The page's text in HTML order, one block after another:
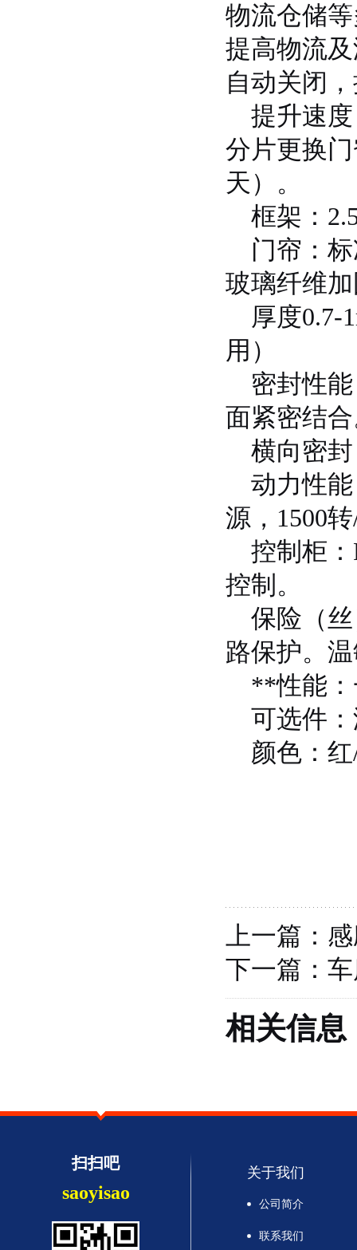
物流仓储
提高物流
自动关闭
提升速度
分片更换
天）。
框架：
门帘：标
玻璃纤维
厚度0.7-
用）
密封性能
面紧密结
横向密封
动力性能
源，1500
控制柜：
控制。
保险（丝
路保护。
**性能：
可选件：
颜色：红
上一篇：
下一篇：
相关信息
扫扫吧
saoyisao
关于我们
公司简介
联系我们